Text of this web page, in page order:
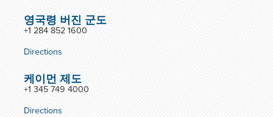
영국령 버진 군도
+1 284 852 1600
Directions
케이먼 제도
+1 345 749 4000
Directions